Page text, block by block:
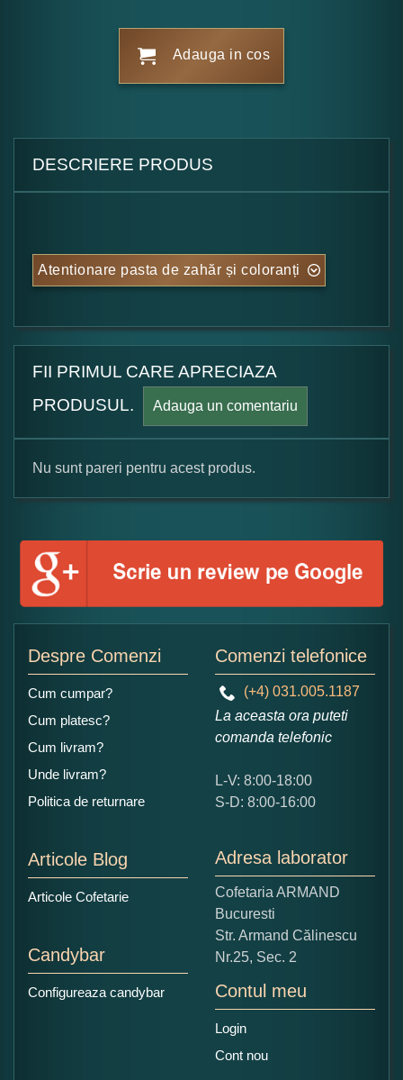
Adauga in cos
DESCRIERE PRODUS
Atentionare pasta de zahăr și coloranți
FII PRIMUL CARE APRECIAZA
PRODUSUL.
Adauga un comentariu
Formular pareri client
Numele dumneavoastra:
Ce nota acordati acestui produs?
5
Copiati alaturi numarul din imagine:
Nu sunt pareri pentru acest produs.
Despre Comenzi
Cum cumpar?
Cum platesc?
Cum livram?
Unde livram?
Politica de returnare
Articole Blog
Articole Cofetarie
Candybar
Configureaza candybar
Comenzi telefonice
(+4) 031.005.1187
La aceasta ora puteti
comanda telefonic
L-V: 8:00-18:00
S-D: 8:00-16:00
Adresa laborator
Cofetaria ARMAND
Bucuresti
Str. Armand Călinescu
Nr.25, Sec. 2
Contul meu
Login
Cont nou